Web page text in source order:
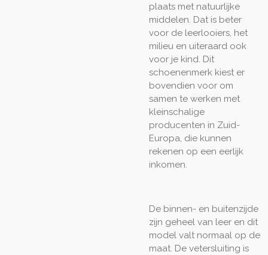
plaats met natuurlijke
middelen. Dat is beter
voor de leerlooiers, het
milieu en uiteraard ook
voor je kind. Dit
schoenenmerk kiest er
bovendien voor om
samen te werken met
kleinschalige
producenten in Zuid-
Europa, die kunnen
rekenen op een eerlijk
inkomen.
De binnen- en buitenzijde
zijn geheel van leer en dit
model valt normaal op de
maat. De vetersluiting is